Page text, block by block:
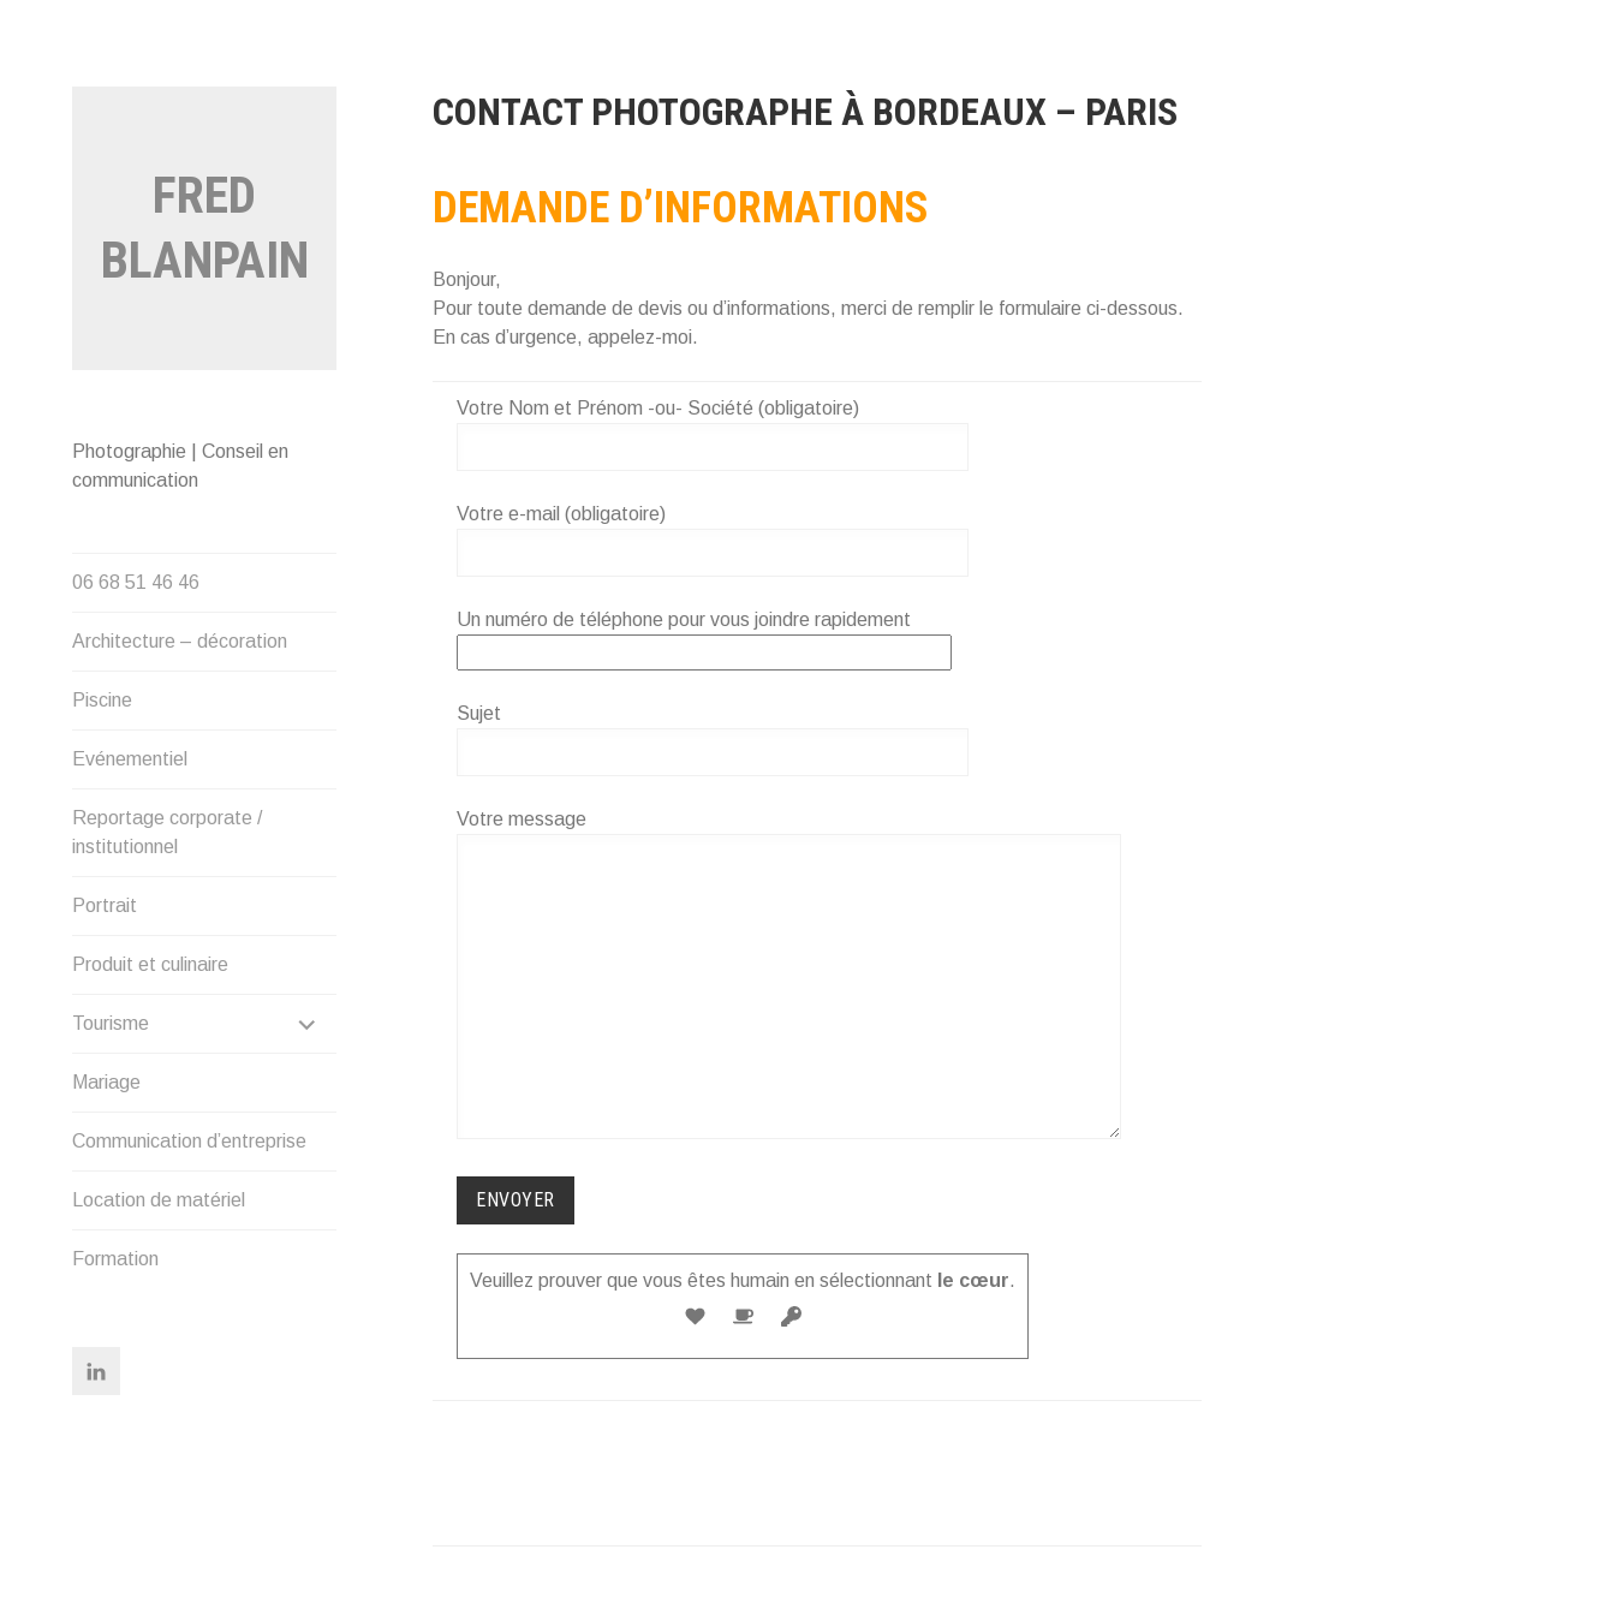
FRED
BLANPAIN
Photographie | Conseil en
communication
06 68 51 46 46
Architecture – décoration
Piscine
Evénementiel
Reportage corporate /
institutionnel
Portrait
Produit et culinaire
Tourisme
Mariage
Communication d’entreprise
Location de matériel
Formation
CONTACT PHOTOGRAPHE À BORDEAUX – PARIS
DEMANDE D’INFORMATIONS
Bonjour,
Pour toute demande de devis ou d’informations, merci de remplir le formulaire ci-dessous.
En cas d’urgence, appelez-moi.
Votre Nom et Prénom -ou- Société (obligatoire)
Votre e-mail (obligatoire)
Un numéro de téléphone pour vous joindre rapidement
Sujet
Votre message
Veuillez prouver que vous êtes humain en sélectionnant le cœur.